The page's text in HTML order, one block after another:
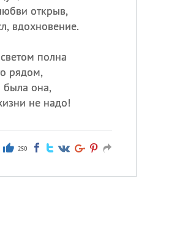
открыв,
вдохновение.
полна
рядом,
была она,
не надо!
250